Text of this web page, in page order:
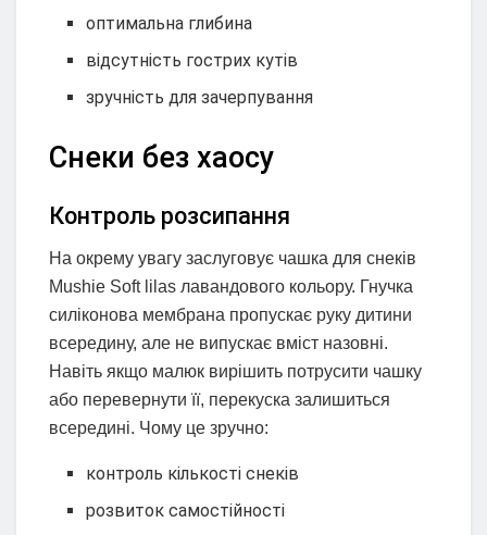
оптимальна глибина
відсутність гострих кутів
зручність для зачерпування
Снеки без хаосу
Контроль розсипання
На окрему увагу заслуговує чашка для снеків
Mushie Soft lilas лавандового кольору. Гнучка
силіконова мембрана пропускає руку дитини
всередину, але не випускає вміст назовні.
Навіть якщо малюк вирішить потрусити чашку
або перевернути її, перекуска залишиться
всередині. Чому це зручно:
контроль кількості снеків
розвиток самостійності